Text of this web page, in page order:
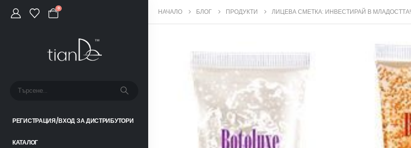
0
РЕГИСТРАЦИЯ/ВХОД ЗА ДИСТРИБУТОРИ
КАТАЛОГ
НАЧАЛО БЛОГ ПРОДУКТИ ЛИЦЕВА СМЕТКА: ИНВЕСТИРАЙ В МЛАДОСТТА!